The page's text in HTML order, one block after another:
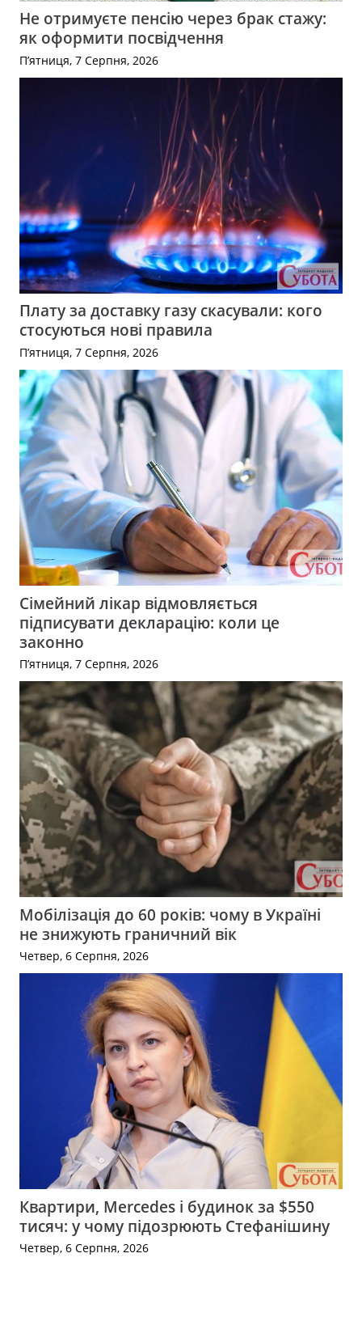
Не отримуєте пенсію через брак стажу:
як оформити посвідчення
П’ятниця, 7 Серпня, 2026
Плату за доставку газу скасували: кого
стосуються нові правила
П’ятниця, 7 Серпня, 2026
Сімейний лікар відмовляється
підписувати декларацію: коли це
законно
П’ятниця, 7 Серпня, 2026
Мобілізація до 60 років: чому в Україні
не знижують граничний вік
Четвер, 6 Серпня, 2026
Квартири, Mercedes і будинок за $550
тисяч: у чому підозрюють Стефанішину
Четвер, 6 Серпня, 2026